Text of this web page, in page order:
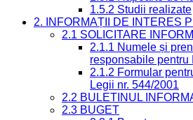
1.5.2 Studii realizate
2. INFORMAȚII DE INTERES
2.1 SOLICITARE
2.1.1 Numele și
responsabile pentru
2.1.2 Formular
Legii nr. 544/2001
2.2 BULETINUL
2.3 BUGET